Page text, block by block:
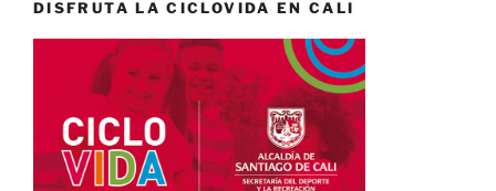
DISFRUTA LA CICLOVIDA EN CALI